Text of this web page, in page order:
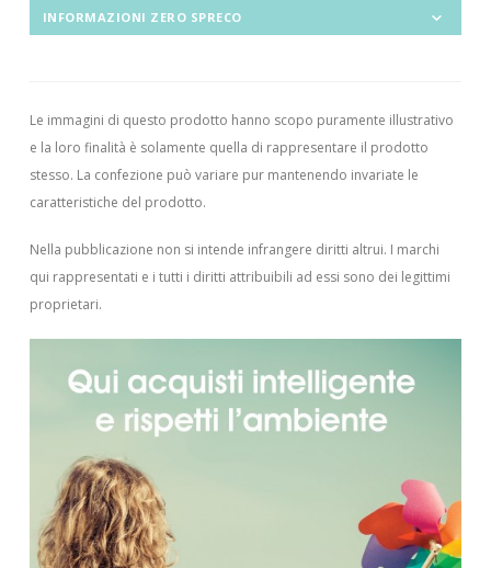
INFORMAZIONI ZERO SPRECO
Le immagini di questo prodotto hanno scopo puramente illustrativo
e la loro finalità è solamente quella di rappresentare il prodotto
stesso. La confezione può variare pur mantenendo invariate le
caratteristiche del prodotto.
Nella pubblicazione non si intende infrangere diritti altrui. I marchi
qui rappresentati e i tutti i diritti attribuibili ad essi sono dei legittimi
proprietari.